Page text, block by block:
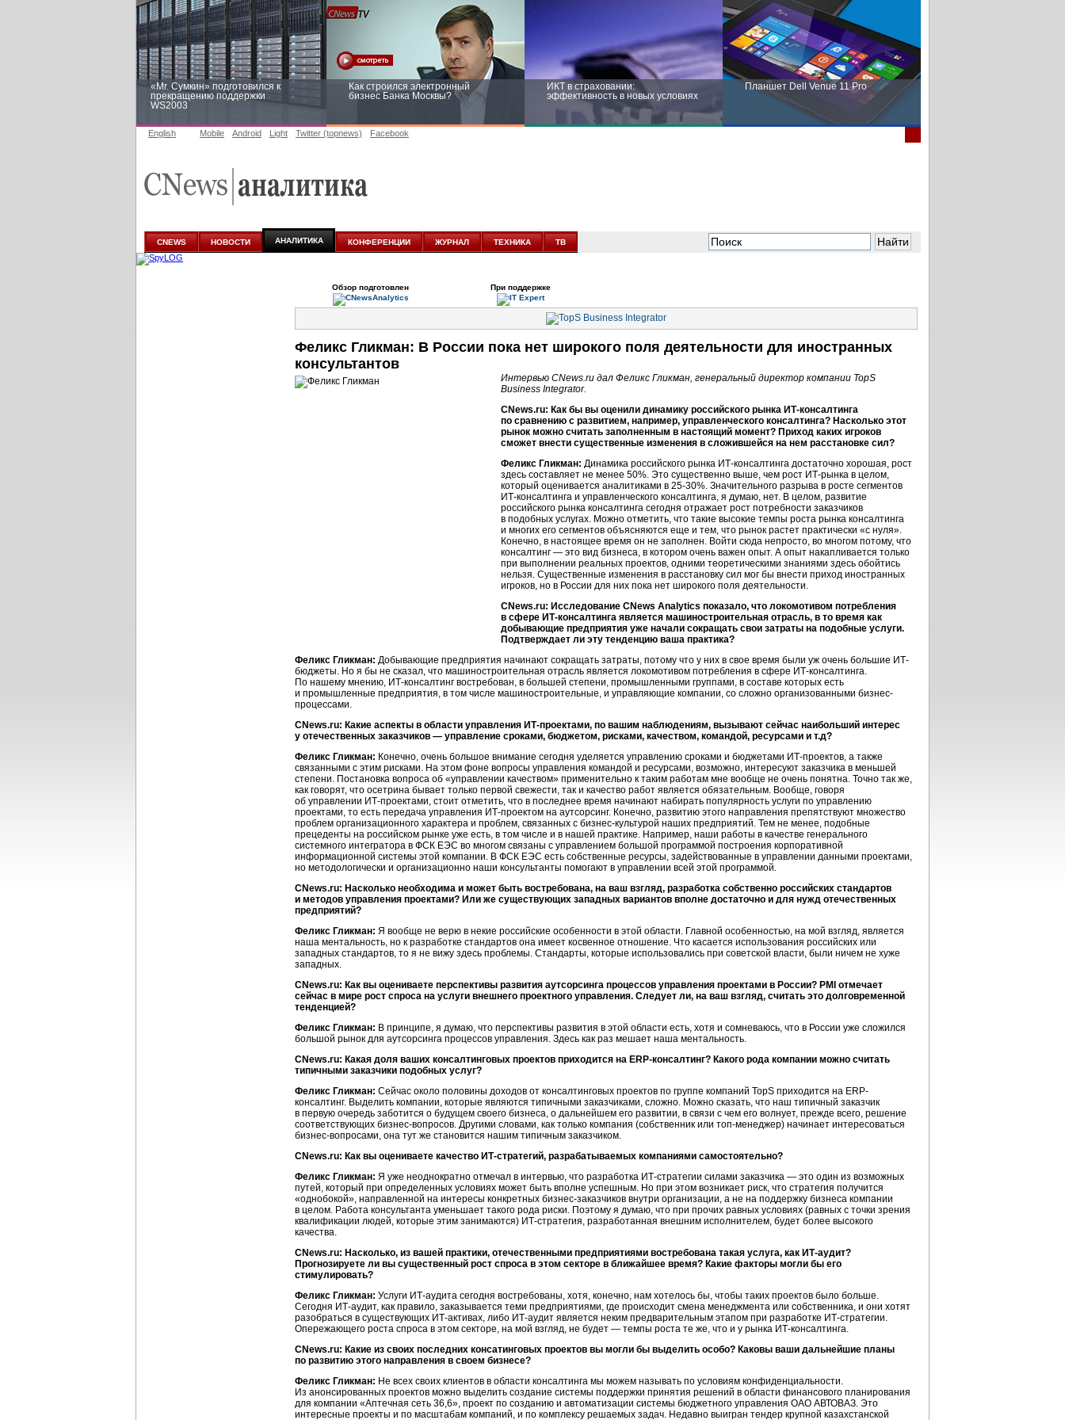
«Mr. Сумкин» подготовился к
прекращению поддержки
WS2003
Как строился электронный
бизнес Банка Москвы?
ИКТ в страховании:
эффективность в новых условиях
Планшет Dell Venue 11 Pro
аналитике
новых условиях
English Mobile Android Light Twitter (topnews) Facebook
CNEWS НОВОСТИ АНАЛИТИКА КОНФЕРЕНЦИИ ЖУРНАЛ ТЕХНИКА ТВ
Обзор подготовлен При поддержке
Феликс Гликман: В России пока нет широкого поля деятельности для иностранных
консультантов
Интервью CNews.ru дал Феликс Гликман, генеральный директор компании TopS
Business Integrator.
CNews.ru: Как бы вы оценили динамику российского рынка ИТ-консалтинга
по сравнению с развитием, например, управленческого консалтинга? Насколько этот
рынок можно считать заполненным в настоящий момент? Приход каких игроков
сможет внести существенные изменения в сложившейся на нем расстановке сил?
Феликс Гликман: Динамика российского рынка ИТ-консалтинга достаточно хорошая, рост
здесь составляет не менее 50%. Это существенно выше, чем рост ИТ-рынка в целом,
который оценивается аналитиками в 25-30%. Значительного разрыва в росте сегментов
ИТ-консалтинга и управленческого консалтинга, я думаю, нет. В целом, развитие
российского рынка консалтинга сегодня отражает рост потребности заказчиков
в подобных услугах. Можно отметить, что такие высокие темпы роста рынка консалтинга
и многих его сегментов объясняются еще и тем, что рынок растет практически «с нуля».
Конечно, в настоящее время он не заполнен. Войти сюда непросто, во многом потому, что
консалтинг — это вид бизнеса, в котором очень важен опыт. А опыт накапливается только
при выполнении реальных проектов, одними теоретическими знаниями здесь обойтись
нельзя. Существенные изменения в расстановку сил мог бы внести приход иностранных
игроков, но в России для них пока нет широкого поля деятельности.
CNews.ru: Исследование CNews Analytics показало, что локомотивом потребления
в сфере ИТ-консалтинга является машиностроительная отрасль, в то время как
добывающие предприятия уже начали сокращать свои затраты на подобные услуги.
Подтверждает ли эту тенденцию ваша практика?
Феликс Гликман: Добывающие предприятия начинают сокращать затраты, потому что у них в свое время были уж очень большие ИТ-
бюджеты. Но я бы не сказал, что машиностроительная отрасль является локомотивом потребления в сфере ИТ-консалтинга.
По нашему мнению, ИТ-консалтинг востребован, в большей степени, промышленными группами, в составе которых есть
и промышленные предприятия, в том числе машиностроительные, и управляющие компании, со сложно организованными бизнес-
процессами.
CNews.ru: Какие аспекты в области управления ИТ-проектами, по вашим наблюдениям, вызывают сейчас наибольший интерес
у отечественных заказчиков — управление сроками, бюджетом, рисками, качеством, командой, ресурсами и т.д?
Феликс Гликман: Конечно, очень большое внимание сегодня уделяется управлению сроками и бюджетами ИТ-проектов, а также
связанными с этим рисками. На этом фоне вопросы управления командой и ресурсами, возможно, интересуют заказчика в меньшей
степени. Постановка вопроса об «управлении качеством» применительно к таким работам мне вообще не очень понятна. Точно так же,
как говорят, что осетрина бывает только первой свежести, так и качество работ является обязательным. Вообще, говоря
об управлении ИТ-проектами, стоит отметить, что в последнее время начинают набирать популярность услуги по управлению
проектами, то есть передача управления ИТ-проектом на аутсорсинг. Конечно, развитию этого направления препятствуют множество
проблем организационного характера и проблем, связанных с бизнес-культурой наших предприятий. Тем не менее, подобные
прецеденты на российском рынке уже есть, в том числе и в нашей практике. Например, наши работы в качестве генерального
системного интегратора в ФСК ЕЭС во многом связаны с управлением большой программой построения корпоративной
информационной системы этой компании. В ФСК ЕЭС есть собственные ресурсы, задействованные в управлении данными проектами,
но методологически и организационно наши консультанты помогают в управлении всей этой программой.
CNews.ru: Насколько необходима и может быть востребована, на ваш взгляд, разработка собственно российских стандартов
и методов управления проектами? Или же существующих западных вариантов вполне достаточно и для нужд отечественных
предприятий?
Феликс Гликман: Я вообще не верю в некие российские особенности в этой области. Главной особенностью, на мой взгляд, является
наша ментальность, но к разработке стандартов она имеет косвенное отношение. Что касается использования российских или
западных стандартов, то я не вижу здесь проблемы. Стандарты, которые использовались при советской власти, были ничем не хуже
западных.
CNews.ru: Как вы оцениваете перспективы развития аутсорсинга процессов управления проектами в России? PMI отмечает
сейчас в мире рост спроса на услуги внешнего проектного управления. Следует ли, на ваш взгляд, считать это долговременной
тенденцией?
Феликс Гликман: В принципе, я думаю, что перспективы развития в этой области есть, хотя и сомневаюсь, что в России уже сложился
большой рынок для аутсорсинга процессов управления. Здесь как раз мешает наша ментальность.
CNews.ru: Какая доля ваших консалтинговых проектов приходится на ERP-консалтинг? Какого рода компании можно считать
типичными заказчики подобных услуг?
Феликс Гликман: Сейчас около половины доходов от консалтинговых проектов по группе компаний TopS приходится на ERP-
консалтинг. Выделить компании, которые являются типичными заказчиками, сложно. Можно сказать, что наш типичный заказчик
в первую очередь заботится о будущем своего бизнеса, о дальнейшем его развитии, в связи с чем его волнует, прежде всего, решение
соответствующих бизнес-вопросов. Другими словами, как только компания (собственник или топ-менеджер) начинает интересоваться
бизнес-вопросами, она тут же становится нашим типичным заказчиком.
CNews.ru: Как вы оцениваете качество ИТ-стратегий, разрабатываемых компаниями самостоятельно?
Феликс Гликман: Я уже неоднократно отмечал в интервью, что разработка ИТ-стратегии силами заказчика — это один из возможных
путей, который при определенных условиях может быть вполне успешным. Но при этом возникает риск, что стратегия получится
«однобокой», направленной на интересы конкретных бизнес-заказчиков внутри организации, а не на поддержку бизнеса компании
в целом. Работа консультанта уменьшает такого рода риски. Поэтому я думаю, что при прочих равных условиях (равных с точки зрения
квалификации людей, которые этим занимаются) ИТ-стратегия, разработанная внешним исполнителем, будет более высокого
качества.
CNews.ru: Насколько, из вашей практики, отечественными предприятиями востребована такая услуга, как ИТ-аудит?
Прогнозируете ли вы существенный рост спроса в этом секторе в ближайшее время? Какие факторы могли бы его
стимулировать?
Феликс Гликман: Услуги ИТ-аудита сегодня востребованы, хотя, конечно, нам хотелось бы, чтобы таких проектов было больше.
Сегодня ИТ-аудит, как правило, заказывается теми предприятиями, где происходит смена менеджмента или собственника, и они хотят
разобраться в существующих ИТ-активах, либо ИТ-аудит является неким предварительным этапом при разработке ИТ-стратегии.
Опережающего роста спроса в этом секторе, на мой взгляд, не будет — темпы роста те же, что и у рынка ИТ-консалтинга.
CNews.ru: Какие из своих последних консатинговых проектов вы могли бы выделить особо? Каковы ваши дальнейшие планы
по развитию этого направления в своем бизнесе?
Феликс Гликман: Не всех своих клиентов в области консалтинга мы можем называть по условиям конфиденциальности.
Из анонсированных проектов можно выделить создание системы поддержки принятия решений в области финансового планирования
для компании «Аптечная сеть 36,6», проект по созданию и автоматизации системы бюджетного управления ОАО АВТОВАЗ. Это
интересные проекты и по масштабам компаний, и по комплексу решаемых задач. Недавно выигран тендер крупной казахстанской